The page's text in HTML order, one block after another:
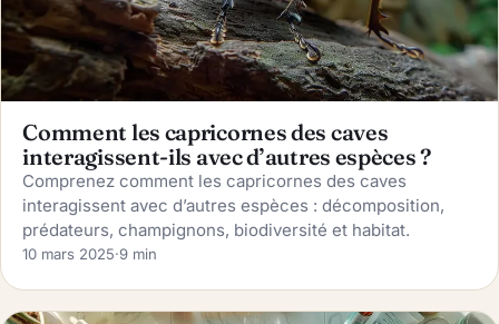
Comment les capricornes des caves
interagissent-ils avec d’autres espèces ?
Comprenez comment les capricornes des caves
interagissent avec d’autres espèces : décomposition,
prédateurs, champignons, biodiversité et habitat.
10 mars 2025·9 min